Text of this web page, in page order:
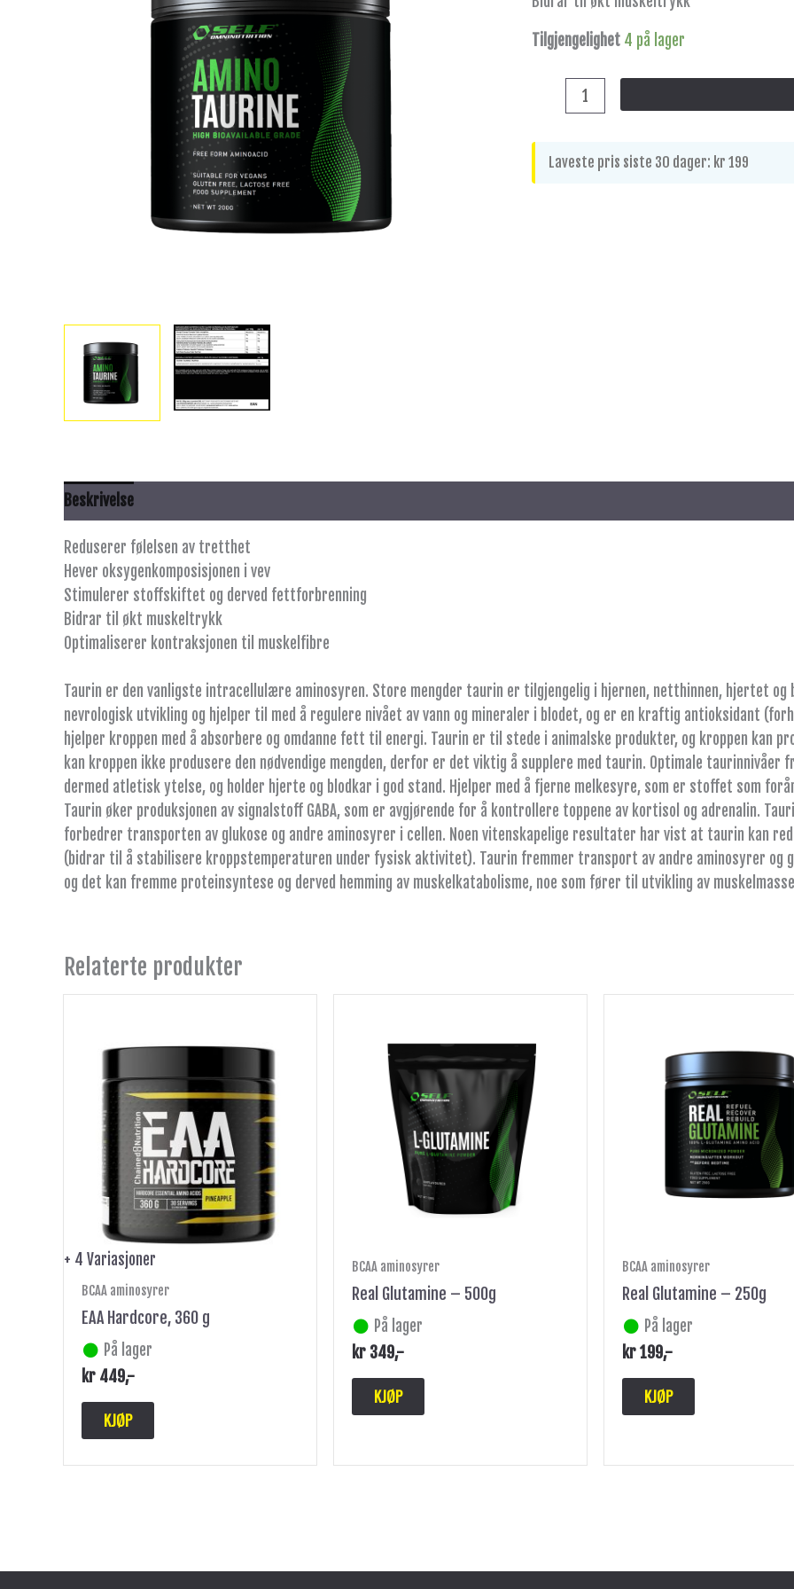
Tilgjengelighet 4 på lager
Laveste pris siste 30 dager: kr 199
Beskrivelse
Reduserer følelsen av tretthet
Hever oksygenkomposisjonen i vev
Stimulerer stoffskiftet og derved fettforbrenning
Bidrar til økt muskeltrykk
Optimaliserer kontraksjonen til muskelfibre
​Taurin er den vanligste intracellulære aminosyren. Store mengder taurin er tilgjengelig i hjernen, netthinnen, hjertet
nevrologisk utvikling og hjelper til med å regulere nivået av vann og mineraler i blodet, og er en kraftig antioksidant
hjelper kroppen med å absorbere og omdanne fett til energi. Taurin er til stede i animalske produkter, og kroppen kan
kan kroppen ikke produsere den nødvendige mengden, derfor er det viktig å supplere med taurin. Optimale
dermed atletisk ytelse, og holder hjerte og blodkar i god stand. Hjelper med å fjerne melkesyre, som er stoffet som
Taurin øker produksjonen av signalstoff GABA, som er avgjørende for å kontrollere toppene av kortisol og adrenalin.
forbedrer transporten av glukose og andre aminosyrer i cellen. Noen vitenskapelige resultater har vist at taurin kan
(bidrar til å stabilisere kroppstemperaturen under fysisk aktivitet). Taurin fremmer transport av andre aminosyrer og
og det kan fremme proteinsyntese og derved hemming av muskelkatabolisme, noe som fører til utvikling av
Relaterte produkter
+ 4 Variasjoner
BCAA aminosyrer
EAA Hardcore, 360 g
På lager
kr 449,-
KJØP
har
flere
varianter.
Alternativene
kan
velges
på
produktsiden
BCAA aminosyrer
Real Glutamine – 500g
På lager
kr 349,-
KJØP
BCAA aminosyrer
Real Glutamine – 250g
På lager
kr199,-
KJØP